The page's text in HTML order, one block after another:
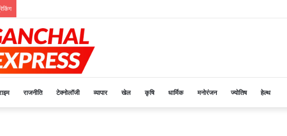
राजनीति टेक्नोलॉजी व्यापार खेल कृषि धार्मिक मनोरंजन ज्योतिष हेल्थ